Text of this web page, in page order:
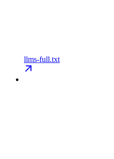
llms-full.txt